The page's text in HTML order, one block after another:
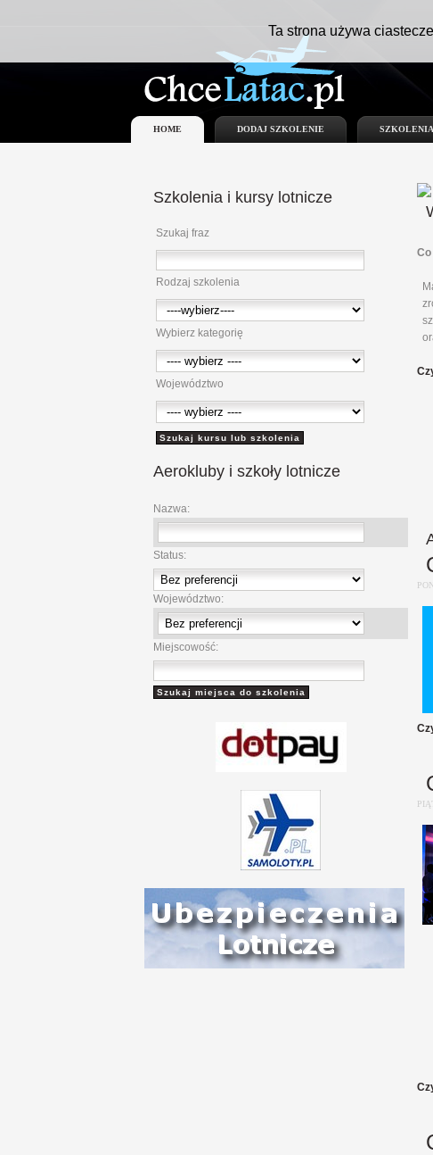
HOME DODAJ SZKOLENIE
Szkolenia i kursy lotnicze
Szukaj fraz
Rodzaj szkolenia
Wybierz kategorię
Województwo
Aerokluby i szkoły lotnicze
Nazwa:
Status:
Województwo:
Miejscowość:
Ta strona używa